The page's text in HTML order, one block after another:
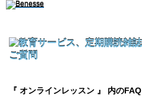
『 オンラインレッスン 』 内のFAQ